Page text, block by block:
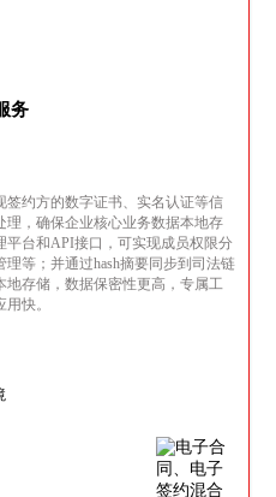
务
约方的数字证书、实名认证等信
理，确保企业核心业务数据本地存
平台和API接口，可实现成员权限分
等；并通过hash摘要同步到司法链
地存储，数据保密性更高，专属工
快。